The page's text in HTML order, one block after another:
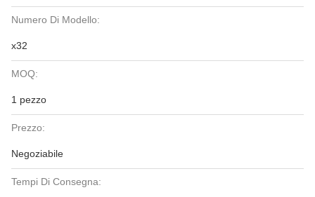
Numero Di Modello:
x32
MOQ:
1 pezzo
Prezzo:
Negoziabile
Tempi Di Consegna: